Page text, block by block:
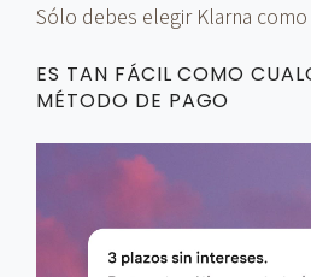
Sólo debes elegir Klarna
ES TAN FÁCIL COMO
MÉTODO DE PAGO